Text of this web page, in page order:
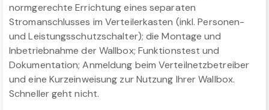
normgerechte Errichtung eines separaten
Stromanschlusses im Verteilerkasten (inkl. Personen-
und Leistungsschutzschalter); die Montage und
Inbetriebnahme der Wallbox; Funktionstest und
Dokumentation; Anmeldung beim Verteilnetzbetreiber
und eine Kurzeinweisung zur Nutzung Ihrer Wallbox.
Schneller geht nicht.